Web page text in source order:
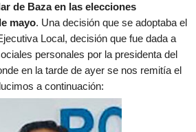
de Baza en las elecciones
mayo. Una decisión que se adoptaba el
Local, decisión que fue dada a
personales por la presidenta del
en la tarde de ayer se nos remitía el
a continuación: